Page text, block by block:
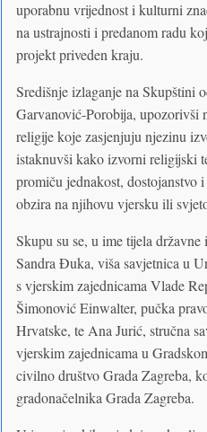
uporabnu vrijednost i kulturni
na ustrajnosti i predanom radu
projekt priveden kraju.
Središnje izlaganje na Skupštini
Garvanović-Porobija, upozorivši
religije koje zasjenjuju njezinu
istaknuvši kako izvorni religijski
promiču jednakost, dostojanstvo
obzira na njihovu vjersku ili
Skupu su se, u ime tijela
Sandra Đuka, viša savjetnica u
s vjerskim zajednicama Vlade
Šimonović Einwalter, pučka
Hrvatske, te Ana Jurić, stručna
vjerskim zajednicama u
civilno društvo Grada Zagreba,
gradonačelnika Grada Zagreba.